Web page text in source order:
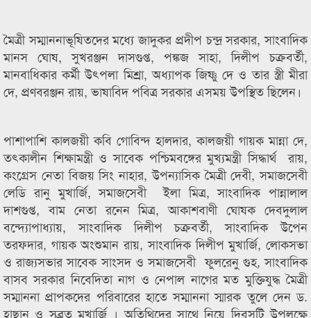
মৈত্রী সম্মাননাভূষিতদের মধ্যে জাদুকর প্রদীপ চন্দ্র সরকার, সাংবাদিক
মানস ঘোষ, সুখরঞ্জন দাসগুপ্ত, পঙ্কজ সাহা, দিলীপ চক্রবর্তী,
মানবাধিকার কর্মী উৎপলা মিশ্রা, অধ্যাপক জিষ্ণু দে ও তার স্ত্রী মীরা
দে, প্রণবরঞ্জন রায়, ভাষাবিদ পবিত্র সরকার এসময় উপস্থিত ছিলেন।
পাশাপাশি কালজয়ী কবি গোবিন্দ হালদার, কালজয়ী গায়ক মান্না দে,
তৎকালীন শিক্ষামন্ত্রী ও সাবেক পশ্চিমবঙ্গের মুখ্যমন্ত্রী সিদ্ধার্থ রায়,
কংগ্রেস নেতা বিজয় সিং নাহার, উপন্যাসিক মৈত্রী দেবী, সমাজসেবী
লেডি রানু মুখার্জি, সমাজসেবী ইলা মিত্র, সাংবাদিক পান্নালাল
দাশগুপ্ত, বাম নেতা রনেন মিত্র, আকাশবাণী ঘোষক দেবদুলাল
বন্দ্যোপাধ্যায়, সাংবাদিক দিলীপ চক্রবর্তী, সাংবাদিক উপেন
তরফদার, গায়ক অংশুমান রায়, সাংবাদিক দিলীপ মুখার্জি, লোকসভা
ও রাজ্যসভার সাবেক সাংসদ ও সমাজসেবী ফুলরেনু গুহ, সাংবাদিক
বাসব সরকার নিবেদিতা নাগ ও নেপাল নাগের মত মুক্তিযুদ্ধ মৈত্রী
সম্মাননা প্রাপকদের পরিবারের হাতে সম্মাননা স্মারক তুলে দেন ড.
হাছান ও সুব্রত মুখার্জি । অতিথিদের সাথে নিয়ে দিবসটি উপলক্ষে